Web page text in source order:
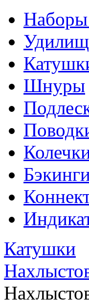
Наборы
Шнуры
Катушки